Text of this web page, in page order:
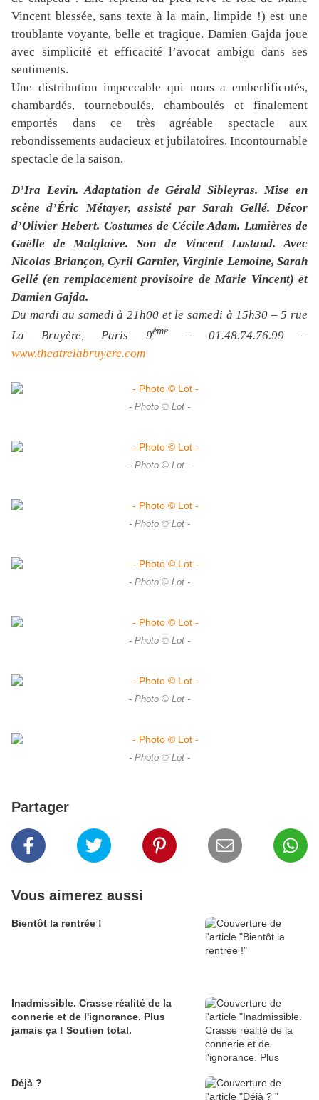
Vincent blessée, sans texte à la main, limpide !) est une
troublante voyante, belle et tragique. Damien Gajda joue
avec simplicité et efficacité l’avocat ambigu dans ses
sentiments.
Une distribution impeccable qui nous a emberlificotés,
chambardés, tourneboulés, chamboulés et finalement
emportés dans ce très agréable spectacle aux
rebondissements audacieux et jubilatoires. Incontournable
spectacle de la saison.
D’Ira Levin. Adaptationde Gérald Sibleyras. Mise en
scène d’Éric Métayer, assisté par Sarah Gellé. Décor
d’Olivier Hebert. Costumes de Cécile Adam. Lumières de
Gaëlle de Malglaive. Son de Vincent Lustaud. Avec
Nicolas Briançon, Cyril Garnier, Virginie Lemoine, Sarah
Gellé (en remplacement provisoire de Marie Vincent) et
Damien Gajda.
Du mardi au samedi à 21h00 et le samedi à 15h30 – 5 rue
La Bruyère, Paris 9ème– 01.48.74.76.99 –
www.theatrelabruyere.com
- Photo © Lot -
- Photo © Lot -
- Photo © Lot -
- Photo © Lot -
- Photo © Lot -
- Photo © Lot -
- Photo © Lot -
Partager
Vous aimerez aussi
Bientôt la rentrée !
Inadmissible. Crasse réalité de la
connerie et de l'ignorance. Plus
jamais ça ! Soutien total.
Déjà ?